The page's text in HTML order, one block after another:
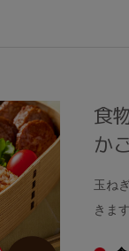
食
か
玉ね
きま